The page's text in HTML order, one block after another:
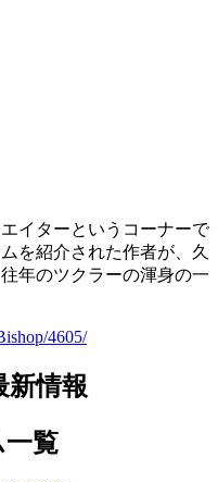
イターというコーナーで
を紹介された作者が、久
年のツクラーの渾身の一
4605/
新情報
覧